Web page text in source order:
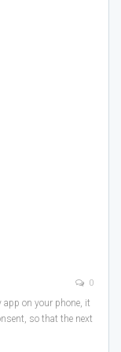
0
app on your phone, it
so that the next